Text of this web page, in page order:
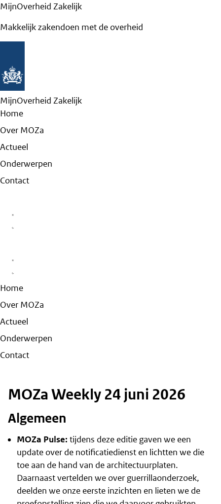
MijnOverheid Zakelijk
Makkelijk zakendoen met de overheid
MijnOverheid Zakelijk
Home
Over MOZa
Actueel
Onderwerpen
Contact
Home
Over MOZa
Actueel
Onderwerpen
Contact
MOZa Weekly 24 juni 2026
Algemeen
MOZa Pulse: tijdens deze editie gaven we een
update over de notificatiedienst en lichtten we die
toe aan de hand van de architectuurplaten.
Daarnaast vertelden we over guerrillaonderzoek,
deelden we onze eerste inzichten en lieten we de